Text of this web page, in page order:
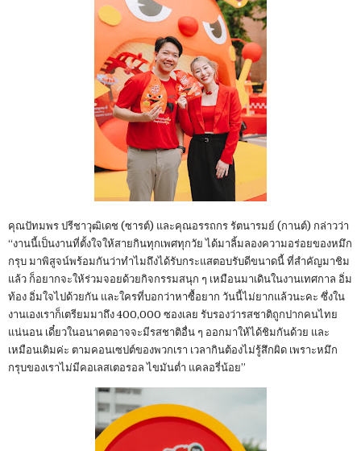
คุณปัทมพร ปรีชาวุฒิเดช (ซารต์) และคุณอรรถกร รัตนารมย์ (กานต์) กล่าวว่า
“งานนี้เป็นงานที่ตั้งใจให้สายกินทุกเพศทุกวัย ได้มาลิ้มลองความอร่อยของหมึก
กรุบ มาพิสูจน์พร้อมกันว่าทำไมถึงได้รับกระแสตอบรับดีขนาดนี้ ที่สำคัญมาชิม
แล้ว ก็อยากจะให้ร่วมจอยด้วยกิจกรรมสนุก ๆ เหมือนมาเดินในงานเทศกาล อิ่ม
ท้อง อิ่มใจไปด้วยกัน และใครที่บอกว่าหาซื้อยาก วันนี้ไม่ยากแล้วนะคะ ซึ่งใน
งานเองเราก็เตรียมมาถึง 400,000 ซองเลย รับรองว่ารสชาติถูกปากคนไทย
แน่นอน เดี๋ยวในอนาคตอาจจะมีรสชาติอื่น ๆ ออกมาให้ได้ชิมกันด้วย และ
เหมือนเดิมค่ะ ตามคอนเซปต์ของพวกเรา เวลากินต้องไม่รู้สึกผิด เพราะหมึก
กรุบของเราไม่มีคอเลสเตอรอล ไขมันต่ำ แคลอรี่น้อย”